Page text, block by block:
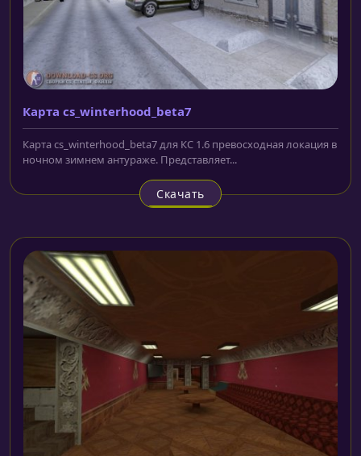
Карта cs_winterhood_beta7
Карта cs_winterhood_beta7 для КС 1.6 превосходная локация в
ночном зимнем антураже. Представляет...
Скачать